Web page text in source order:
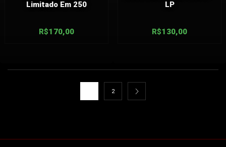
Limitado Em 250
R$170,00
LP
R$130,00
2